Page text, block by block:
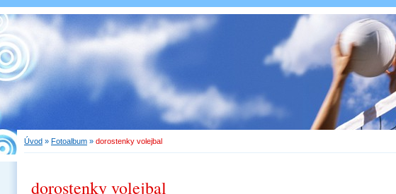
Úvod » Fotoalbum » dorostenky volejbal
dorostenky volejbal